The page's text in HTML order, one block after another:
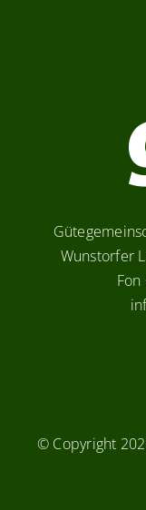
Wunstorfer
© Copyright